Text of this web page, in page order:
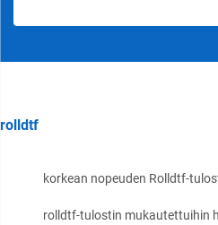
rolldtf
korkean nopeuden Rolldtf-
rolldtf-tulostin mukautettuihin